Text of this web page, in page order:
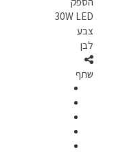
30W LED
צבע
לבן
שתף